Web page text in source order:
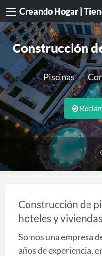
Creando Hogar |
Construcción
Piscinas
Construcción de
hoteles y
Somos una empresa
años de experiencia,